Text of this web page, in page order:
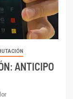
ANTICIPO